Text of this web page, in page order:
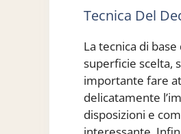
Tecnica Del
La tecnica di
superficie scelta,
importante fare
delicatamente
disposizioni e